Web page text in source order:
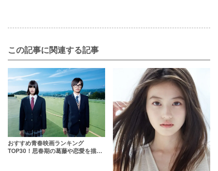
この記事に関連する記事
おすすめ青春映画ランキング
TOP30！思春期の葛藤や恋愛を描い